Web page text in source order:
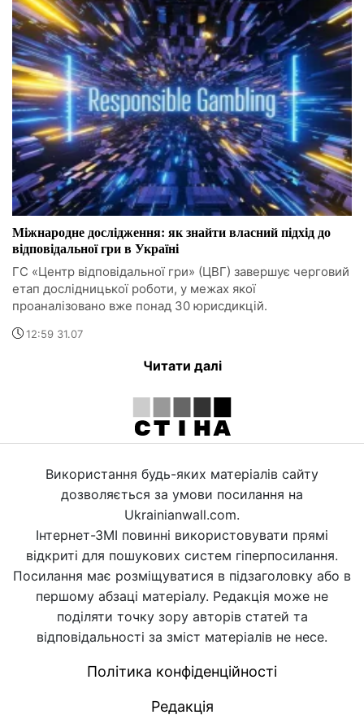
Міжнародне дослідження: як знайти власний підхід до
відповідальної гри в Україні
ГС «Центр відповідальної гри» (ЦВГ) завершує черговий
етап дослідницької роботи, у межах якої
проаналізовано вже понад 30 юрисдикцій.
12:59 31.07
Читати далі
Використання будь-яких матеріалів сайту
дозволяється за умови посилання на
Ukrainianwall.com.
Інтернет-ЗМІ повинні використовувати прямі
відкриті для пошукових систем гіперпосилання.
Посилання має розміщуватися в підзаголовку або в
першому абзаці матеріалу. Редакція може не
поділяти точку зору авторів статей та
відповідальності за зміст матеріалів не несе.
Політика конфіденційності
Редакція